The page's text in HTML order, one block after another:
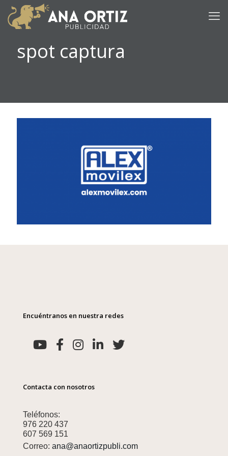
spot captura
Encuéntranos en nuestra redes
Contacta con nosotros
Teléfonos:
976 220 437
607 569 151
Correo: ana@anaortizpubli.com